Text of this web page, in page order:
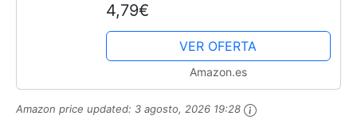
4,79€
VER OFERTA
Amazon.es
Amazon price updated: 3 agosto, 2026 19:28